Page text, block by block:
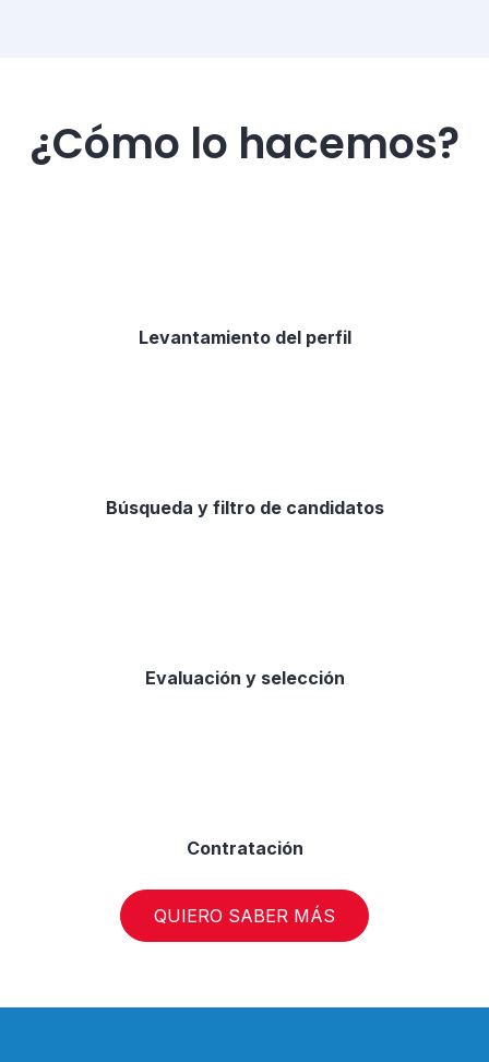
¿Cómo lo hacemos?
Levantamiento del perfil
Búsqueda y filtro de candidatos
Evaluación y selección
Contratación
QUIERO SABER MÁS